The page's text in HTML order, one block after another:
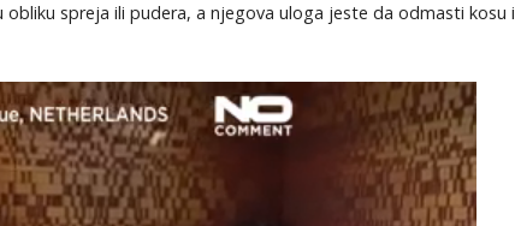
obliku spreja ili pudera, a njegova uloga jeste da odmasti kosu i